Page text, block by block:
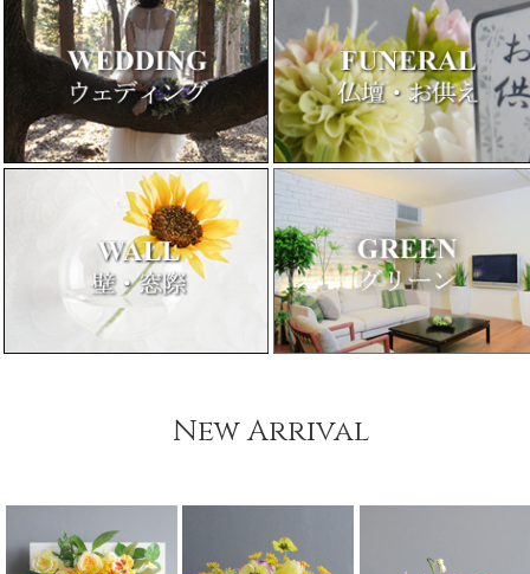
New Arrival